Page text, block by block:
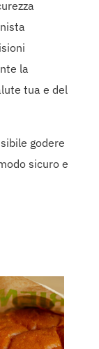
la
tua e del
godere
sicuro e